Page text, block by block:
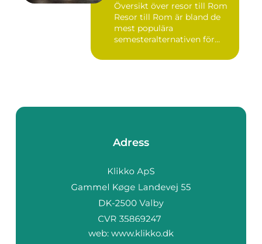
Översikt över resor till Rom
Resor till Rom är bland de
mest populära
semesteralternativen för
Adress
web: www.klikko.dk